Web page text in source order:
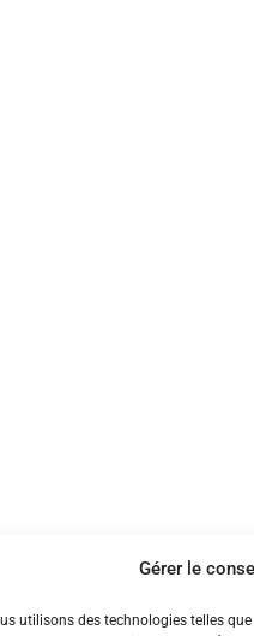
Gérer le
utilisons des technologies telles